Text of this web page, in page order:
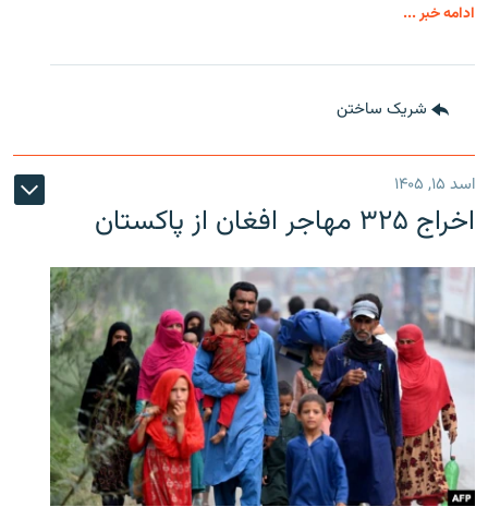
ادامه خبر ...
شریک ساختن
اسد ۱۵, ۱۴۰۵
اخراج ۳۲۵ مهاجر افغان از پاکستان